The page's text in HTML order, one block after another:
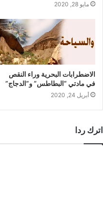
مايو 28, 2020
الاضطرابات البحرية وراء النقص
في مادتي “البطاطس” و”الدجاج”
أبريل 24, 2020
اترك ردا